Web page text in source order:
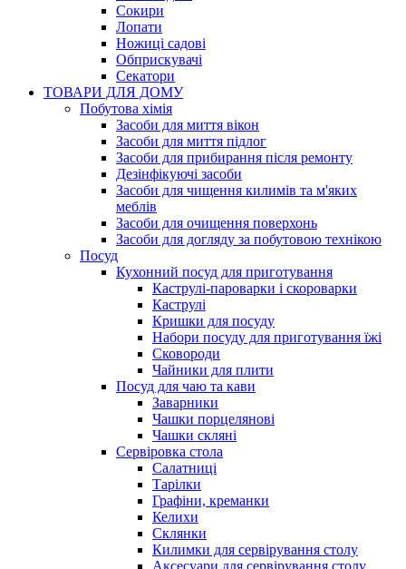
Сокири
Лопати
Ножиці садові
Обприскувачі
Секатори
ТОВАРИ ДЛЯ ДОМУ
Побутова хімія
Засоби для миття вікон
Засоби для миття підлог
Засоби для прибирання після ремонту
Дезінфікуючі засоби
Засоби для чищення килимів та м'яких
меблів
Засоби для очищення поверхонь
Засоби для догляду за побутовою технікою
Посуд
Кухонний посуд для приготування
Каструлі-пароварки і скороварки
Каструлі
Кришки для посуду
Набори посуду для приготування їжі
Сковороди
Чайники для плити
Посуд для чаю та кави
Заварники
Чашки порцелянові
Чашки скляні
Сервіровка стола
Салатниці
Тарілки
Графіни, креманки
Келихи
Склянки
Килимки для сервірування столу
Аксесуари для сервірування столу